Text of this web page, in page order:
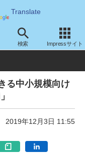
Translate
検索 Impressサイト
ドウェア ストレージ
る中小規模向け
2019年12月3日 11:55